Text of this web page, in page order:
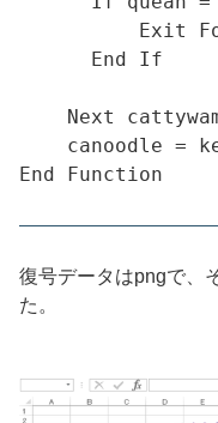
Exit
      End If
Next
canoodle =
復号データはpngで、
た。